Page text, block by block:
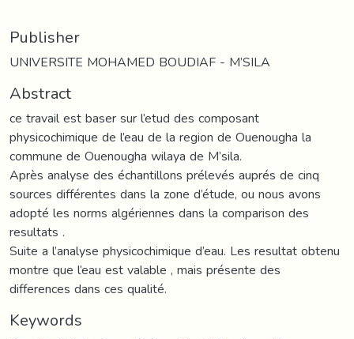
Publisher
UNIVERSITE MOHAMED BOUDIAF - M’SILA
Abstract
ce travail est baser sur l’etud des composant
physicochimique de l’eau de la region de Ouenougha la
commune de Ouenougha wilaya de M’sila.
Après analyse des échantillons prélevés auprés de cinq
sources différentes dans la zone d’étude, ou nous avons
adopté les norms algériennes dans la comparison des
resultats .
Suite a l’analyse physicochimique d’eau. Les resultat obtenu
montre que l’eau est valable , mais présente des
differences dans ces qualité.
Keywords